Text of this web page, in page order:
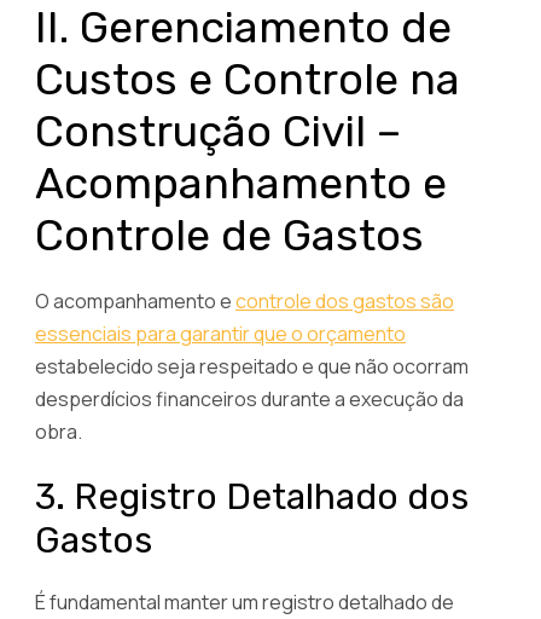
II. Gerenciamento de
Custos e Controle na
Construção Civil –
Acompanhamento e
Controle de Gastos
O acompanhamento econtrole dos gastos são
essenciais para garantir que o orçamento
estabelecido seja respeitado e que não ocorram
desperdícios financeiros durante a execução da
obra.
3. Registro Detalhado dos
Gastos
É fundamental manter um registro detalhado de